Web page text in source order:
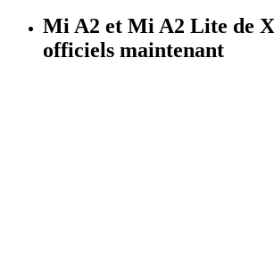
Mi A2 et Mi A2 Lite de
officiels maintenant